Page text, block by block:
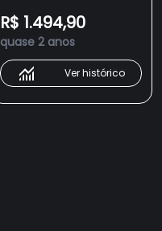
SSD Tela Full HD 15.6
R$ 1.494,90
quase 2 anos
Ver histórico